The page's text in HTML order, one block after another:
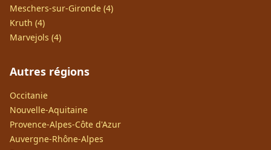
Meschers-sur-Gironde (4)
Kruth (4)
Marvejols (4)
Autres régions
Occitanie
Nouvelle-Aquitaine
Provence-Alpes-Côte d'Azur
Auvergne-Rhône-Alpes